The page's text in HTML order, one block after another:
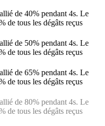
de 40% pendant 4s. Le
de tous les dégâts reçus
de 50% pendant 4s. Le
de tous les dégâts reçus
de 65% pendant 4s. Le
de tous les dégâts reçus
de 80% pendant 4s. Le
de tous les dégâts reçus